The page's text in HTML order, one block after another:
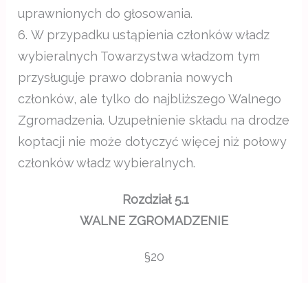
uprawnionych do głosowania.
6. W przypadku ustąpienia członków władz
wybieralnych Towarzystwa władzom tym
przysługuje prawo dobrania nowych
członków, ale tylko do najbliższego Walnego
Zgromadzenia. Uzupełnienie składu na drodze
koptacji nie może dotyczyć więcej niż połowy
członków władz wybieralnych.
Rozdział 5.1
WALNE ZGROMADZENIE
§20